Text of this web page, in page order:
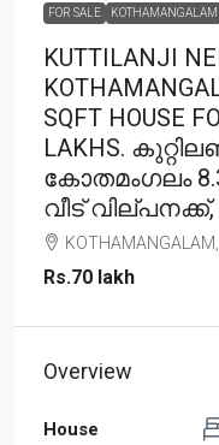
FOR SALE KOTHAMANGALAM
KUTTILANJI
SQFT HOUSE
LAKHS.
കോതമംഗലം
വീട് വില്പനക്ക്,
Rs.70 lakh
Overview
House